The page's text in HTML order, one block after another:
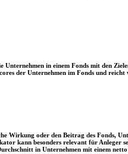
Unternehmen in einem Fonds mit den
der Unternehmen im Fonds und
Wirkung oder den Beitrag des Fonds,
kann besonders relevant für Anleger
in Unternehmen mit einem